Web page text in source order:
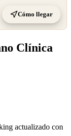
Cómo llegar
Clínica
actualizado con